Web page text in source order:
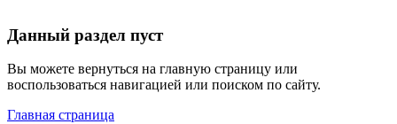
Данный раздел пуст
Вы можете вернуться на главную страницу или
воспользоваться навигацией или поиском по сайту.
Главная страница